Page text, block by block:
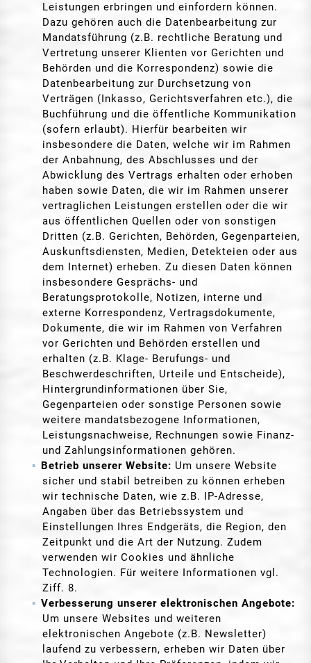
Leistungen erbringen und einfordern können.
Dazu gehören auch die Datenbearbeitung zur
Mandatsführung (z.B. rechtliche Beratung und
Vertretung unserer Klienten vor Gerichten und
Behörden und die Korrespondenz) sowie die
Datenbearbeitung zur Durchsetzung von
Verträgen (Inkasso, Gerichtsverfahren etc.), die
Buchführung und die öffentliche Kommunikation
(sofern erlaubt). Hierfür bearbeiten wir
insbesondere die Daten, welche wir im Rahmen
der Anbahnung, des Abschlusses und der
Abwicklung des Vertrags erhalten oder erhoben
haben sowie Daten, die wir im Rahmen unserer
vertraglichen Leistungen erstellen oder die wir
aus öffentlichen Quellen oder von sonstigen
Dritten (z.B. Gerichten, Behörden, Gegenparteien,
Auskunftsdiensten, Medien, Detekteien oder aus
dem Internet) erheben. Zu diesen Daten können
insbesondere Gesprächs- und
Beratungsprotokolle, Notizen, interne und
externe Korrespondenz, Vertragsdokumente,
Dokumente, die wir im Rahmen von Verfahren
vor Gerichten und Behörden erstellen und
erhalten (z.B. Klage- Berufungs- und
Beschwerdeschriften, Urteile und Entscheide),
Hintergrundinformationen über Sie,
Gegenparteien oder sonstige Personen sowie
weitere mandatsbezogene Informationen,
Leistungsnachweise, Rechnungen sowie Finanz-
und Zahlungsinformationen gehören.
Betrieb unserer Website: Um unsere Website
sicher und stabil betreiben zu können erheben
wir technische Daten, wie z.B. IP-Adresse,
Angaben über das Betriebssystem und
Einstellungen Ihres Endgeräts, die Region, den
Zeitpunkt und die Art der Nutzung. Zudem
verwenden wir Cookies und ähnliche
Technologien. Für weitere Informationen vgl.
Ziff. 8.
Verbesserung unserer elektronischen Angebote:
Um unsere Websites und weiteren
elektronischen Angebote (z.B. Newsletter)
laufend zu verbessern, erheben wir Daten über